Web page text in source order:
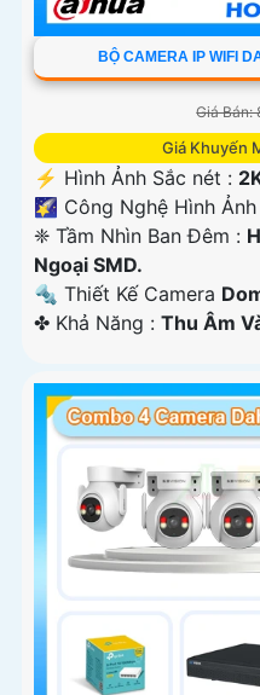
BỘ CAMERA IP WIFI
Giá
Giá Khuyến
️⚡ Hình Ảnh Sắc nét :
🌠 Công Nghệ Hình Ảnh
❈ Tầm Nhìn Ban Đêm :
Ngoại SMD.
🔩 Thiết Kế Camera
️✤ Khả Năng : Thu Âm